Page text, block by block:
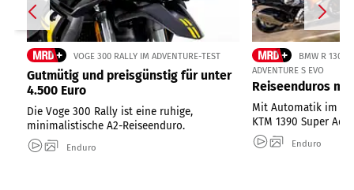
VOGE 300 RALLY IM ADVENTURE-TEST
Gutmütig und preisgünstig für unter
4.500 Euro
Die Voge 300 Rally ist eine ruhige,
minimalistische A2-Reiseenduro.
Enduro
BMW R 1300
ADVENTURE S EVO
Reiseenduros
Mit Automatik im
KTM 1390 Super
Enduro